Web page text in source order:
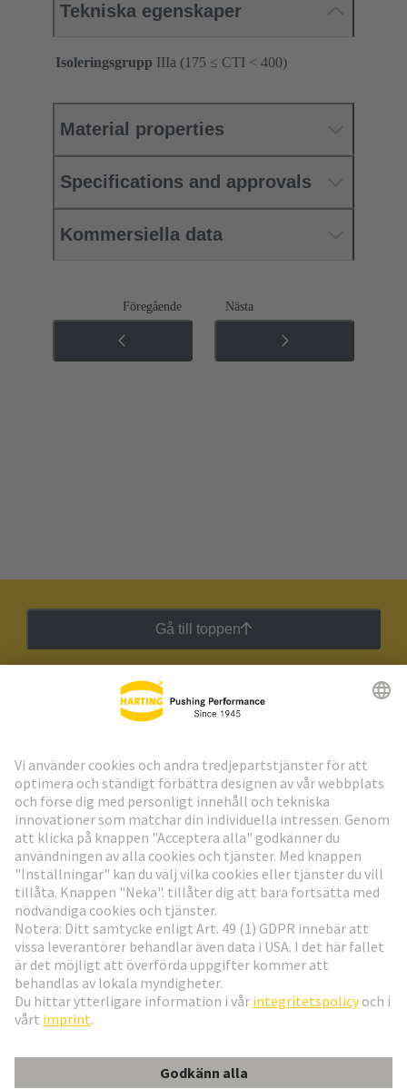
Tekniska egenskaper
Isoleringsgrupp IIIa (175 ≤ CTI < 400)
Material properties
Specifications and approvals
Kommersiella data
Föregående Nästa
Gå till toppen
HARTING:s nyhetsbrev
Gå till registrering
Social Media
Sverige